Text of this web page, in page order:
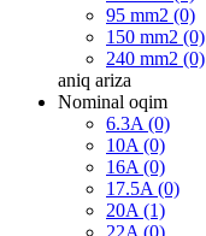
95 mm2 (0)
150 mm2 (0)
240 mm2 (0)
aniq ariza
Nominal oqim
6.3A (0)
10A (0)
16A (0)
17.5A (0)
20A (1)
22A (0)